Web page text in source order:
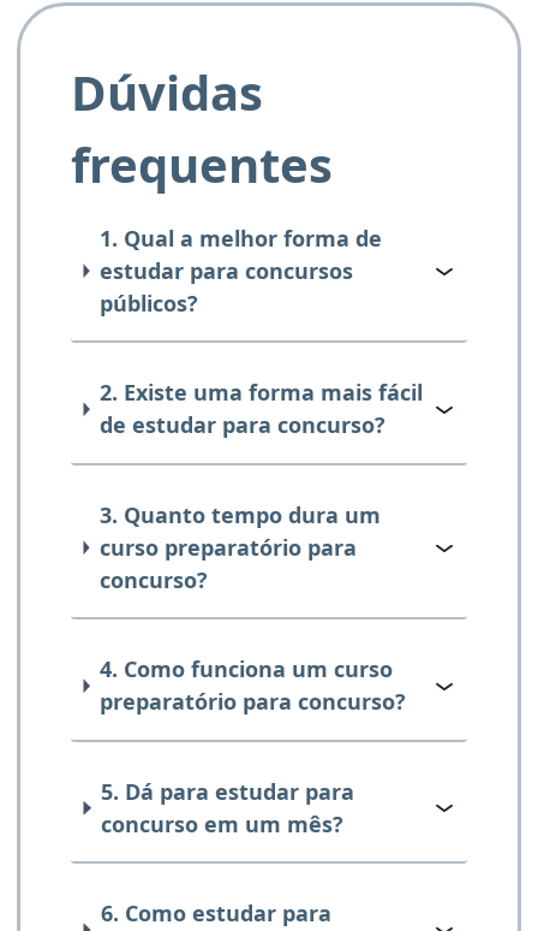
Dúvidas
frequentes
1. Qual a melhor forma de
estudar para concursos
públicos?
2. Existe uma forma mais fácil
de estudar para concurso?
3. Quanto tempo dura um
curso preparatório para
concurso?
4. Como funciona um curso
preparatório para concurso?
5. Dá para estudar para
concurso em um mês?
6. Como estudar para